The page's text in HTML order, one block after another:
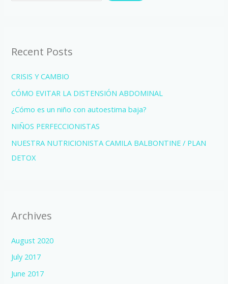
Recent Posts
CRISIS Y CAMBIO
CÓMO EVITAR LA DISTENSIÓN ABDOMINAL
¿Cómo es un niño con autoestima baja?
NIÑOS PERFECCIONISTAS
NUESTRA NUTRICIONISTA CAMILA BALBONTINE / PLAN
DETOX
Archives
August 2020
July 2017
June 2017